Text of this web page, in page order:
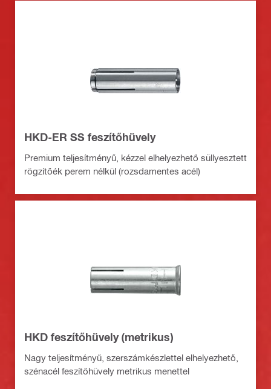
HKD-ER SS feszítőhüvely
Premium teljesítményű, kézzel elhelyezhető süllyesztett
rögzítőék perem nélkül (rozsdamentes acél)
HKD feszítőhüvely (metrikus)
Nagy teljesítményű, szerszámkészlettel elhelyezhető,
szénacél feszítőhüvely metrikus menettel